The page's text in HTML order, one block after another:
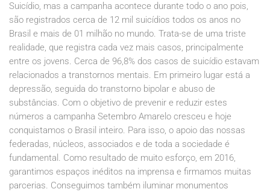
Suicídio, mas a campanha acontece durante todo o ano pois,
são registrados cerca de 12 mil suicídios todos os anos no
Brasil e mais de 01 milhão no mundo. Trata-se de uma triste
realidade, que registra cada vez mais casos, principalmente
entre os jovens. Cerca de 96,8% dos casos de suicídio estavam
relacionados a transtornos mentais. Em primeiro lugar está a
depressão, seguida do transtorno bipolar e abuso de
substâncias. Com o objetivo de prevenir e reduzir estes
números a campanha Setembro Amarelo cresceu e hoje
conquistamos o Brasil inteiro. Para isso, o apoio das nossas
federadas, núcleos, associados e de toda a sociedade é
fundamental. Como resultado de muito esforço, em 2016,
garantimos espaços inéditos na imprensa e firmamos muitas
parcerias. Conseguimos também iluminar monumentos